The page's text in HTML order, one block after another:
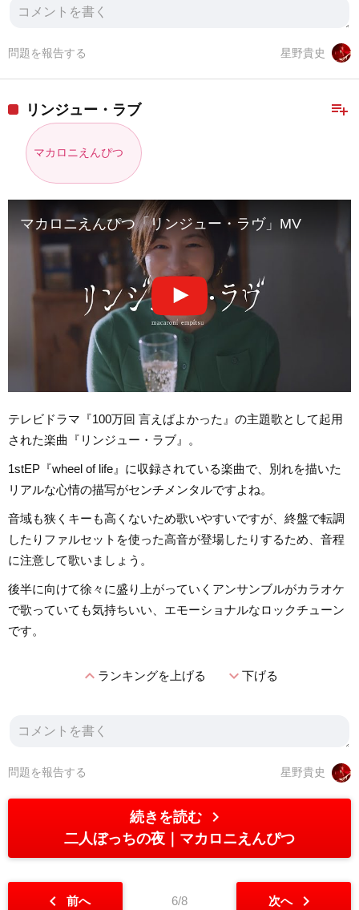
星野貴史
問題を報告する
playlist_add
リンジュー・ラブ
マカロニえんぴつ
マカロニえんぴつ「リンジュー・ラヴ」MV
テレビドラマ『100万回 言えばよかった』の主題歌として起用
された楽曲『リンジュー・ラブ』。
1stEP『wheel of life』に収録されている楽曲で、別れを描いた
リアルな心情の描写がセンチメンタルですよね。
音域も狭くキーも高くないため歌いやすいですが、終盤で転調
したりファルセットを使った高音が登場したりするため、音程
に注意して歌いましょう。
後半に向けて徐々に盛り上がっていくアンサンブルがカラオケ
で歌っていても気持ちいい、エモーショナルなロックチューン
です。
expand_lessランキングを上げる expand_more下げる
星野貴史
問題を報告する
続きを読む chevron_right
二人ぼっちの夜 マカロニえんぴつ
chevron_left 前へ 6/8 次へ chevron_right